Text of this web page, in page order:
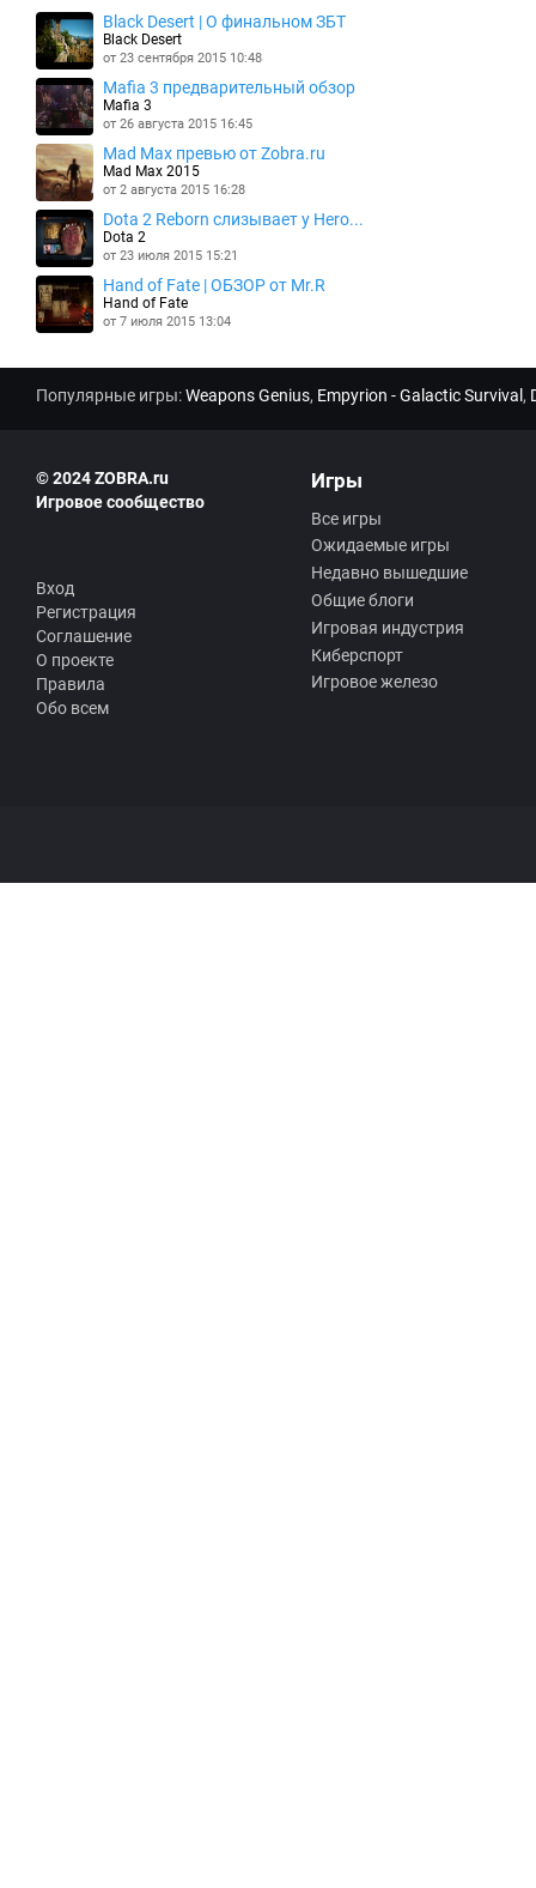
Black Desert | О финальном ЗБТ
Black Desert
от 23 сентября 2015 10:48
Mafia 3 предварительный обзор
Mafia 3
от 26 августа 2015 16:45
Mad Max превью от Zobra.ru
Mad Max 2015
от 2 августа 2015 16:28
Dota 2 Reborn слизывает у Hero...
Dota 2
от 23 июля 2015 15:21
Hand of Fate | ОБЗОР от Mr.R
Hand of Fate
от 7 июля 2015 13:04
Популярные игры:Weapons Genius, Empyrion - Galactic Survival ,
© 2024 ZOBRA.ru
Игровое сообщество
Вход
Регистрация
Соглашение
О проекте
Правила
Обо всем
Игры
Все игры
Ожидаемые игры
Недавно вышедшие
Общие блоги
Игровая индустрия
Киберспорт
Игровое железо